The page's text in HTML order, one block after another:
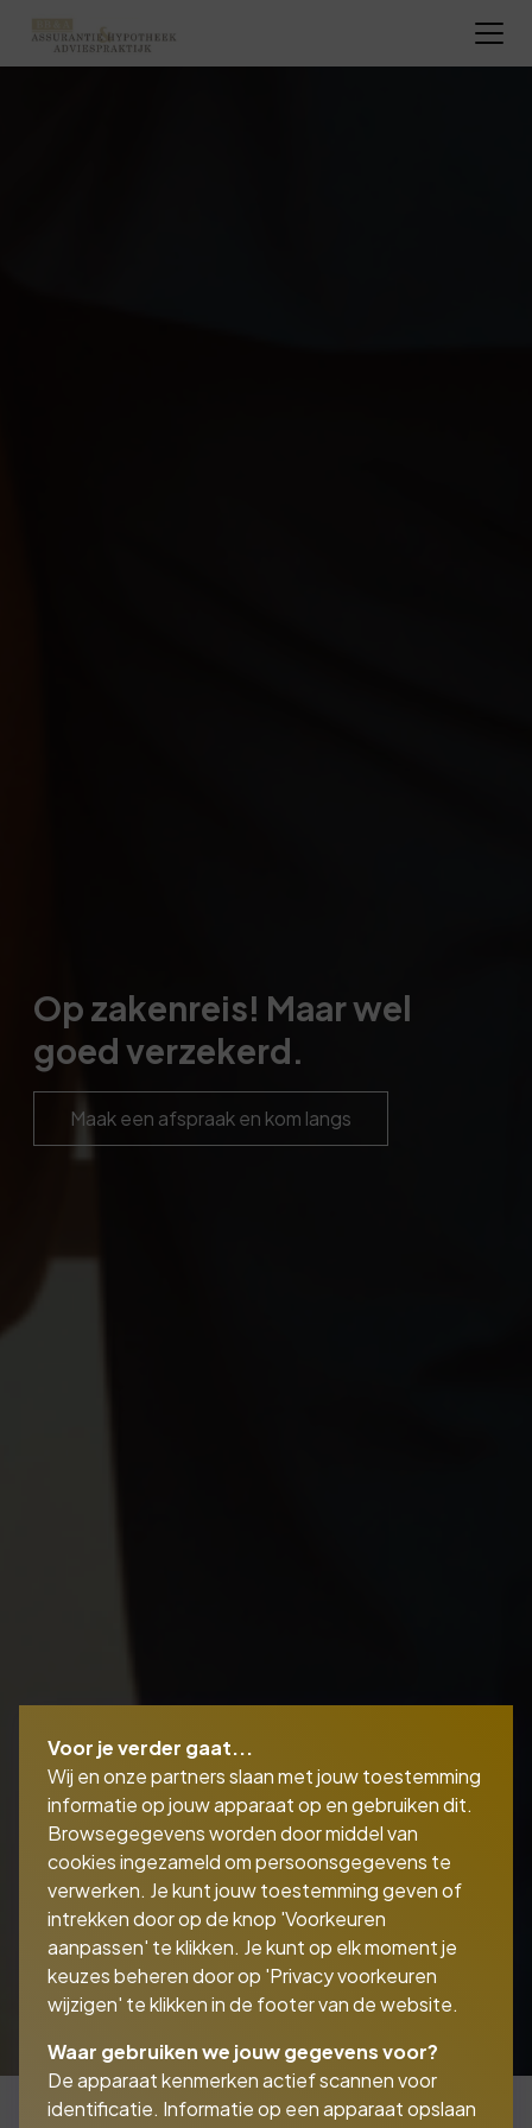
Op zakenreis! Maar wel
goed verzekerd.
Maak een afspraak en kom langs
Voor je verder gaat...
Wij en onze partners slaan met jouw toestemming
informatie op jouw apparaat op en gebruiken dit.
Browsegegevens worden door middel van
cookies ingezameld om persoonsgegevens te
verwerken. Je kunt jouw toestemming geven of
intrekken door op de knop 'Voorkeuren
aanpassen' te klikken. Je kunt op elk moment je
keuzes beheren door op 'Privacy voorkeuren
wijzigen' te klikken in de footer van de website.
Waar gebruiken we jouw gegevens voor?
De apparaat kenmerken actief scannen voor
identificatie. Informatie op een apparaat opslaan